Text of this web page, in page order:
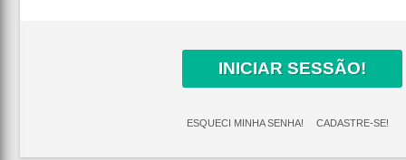
INICIAR SESSÃO!
ESQUECI MINHA SENHA! CADASTRE-SE!